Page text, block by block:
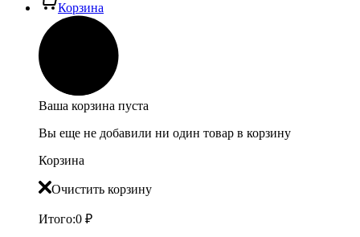
Корзина
Ваша корзина пуста
Вы еще не добавили ни один товар в корзину
Корзина
Очистить корзину
Итого:0 ₽